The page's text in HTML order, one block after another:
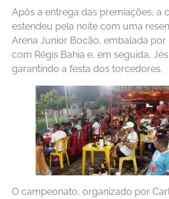
Após a entrega das premiações, a
estendeu pela noite com uma
Arena Junior Bocão, embalada
com Régis Bahia e, em seguida,
garantindo a festa dos torcedores.
O campeonato, organizado por